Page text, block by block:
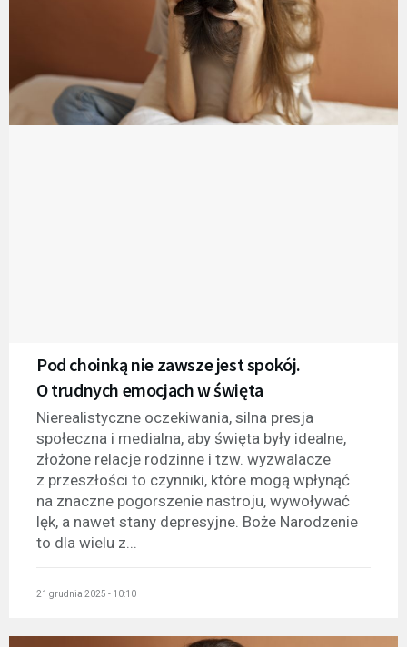
Pod choinką nie zawsze jest spokój.
O trudnych emocjach w święta
Nierealistyczne oczekiwania, silna presja
społeczna i medialna, aby święta były idealne,
złożone relacje rodzinne i tzw. wyzwalacze
z przeszłości to czynniki, które mogą wpłynąć
na znaczne pogorszenie nastroju, wywoływać
lęk, a nawet stany depresyjne. Boże Narodzenie
to dla wielu z...
21 grudnia 2025 - 10:10